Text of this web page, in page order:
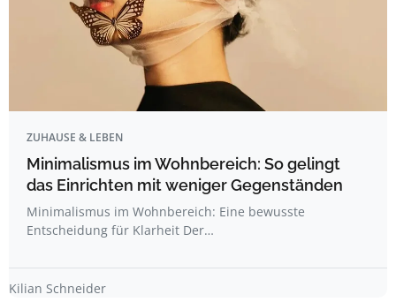
ZUHAUSE & LEBEN
Minimalismus im Wohnbereich: So gelingt
das Einrichten mit weniger Gegenständen
Minimalismus im Wohnbereich: Eine bewusste
Entscheidung für Klarheit Der…
Kilian Schneider